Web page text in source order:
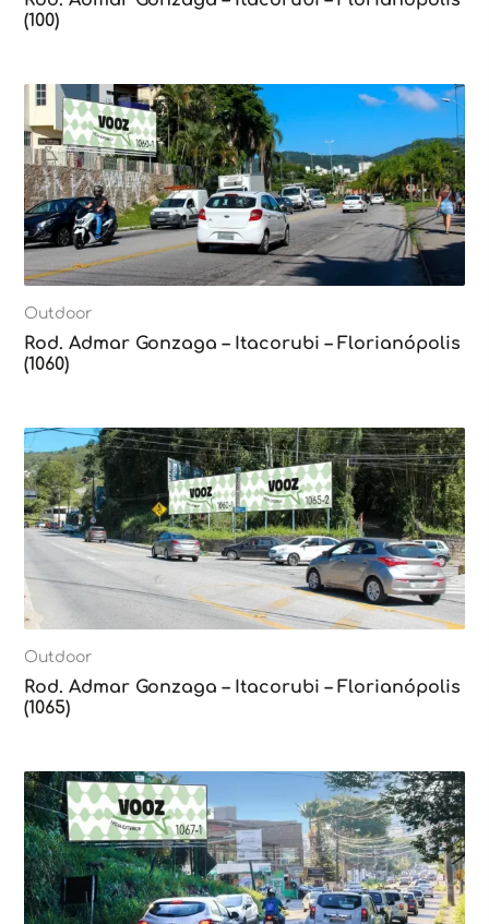
(100)
Outdoor
Rod. Admar Gonzaga – Itacorubi – Florianópolis
(1060)
Outdoor
Rod. Admar Gonzaga – Itacorubi – Florianópolis
(1065)